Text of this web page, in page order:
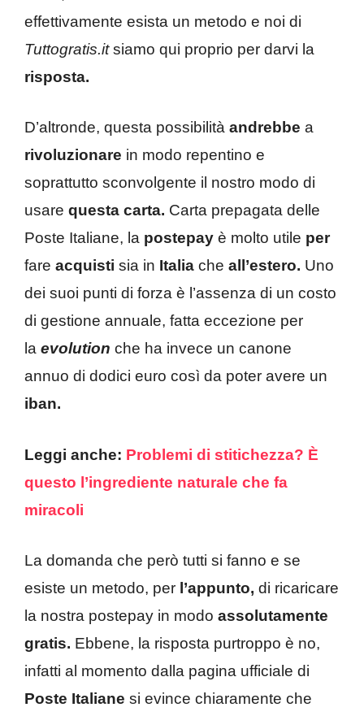
effettivamente esista un metodo e noi di
Tuttogratis.itsiamo qui proprio per darvi la
risposta.
D’altronde, questa possibilità andrebbe a
rivoluzionare in modo repentino e
soprattutto sconvolgente il nostro modo di
usare questa carta. Carta prepagata delle
Poste Italiane, la postepay è molto utile per
fare acquisti sia in Italia che all’estero. Uno
dei suoi punti di forza è l’assenza di un costo
di gestione annuale, fatta eccezione per
la evolution che ha invece un canone
annuo di dodici euro così da poter avere un
iban.
Leggi anche: Problemi di stitichezza? È
questo l’ingrediente naturale che fa
miracoli
La domanda che però tutti si fanno e se
esiste un metodo, per l’appunto, di ricaricare
la nostra postepay in modo assolutamente
gratis. Ebbene, la risposta purtroppo è no,
infatti al momento dalla pagina ufficiale di
Poste Italiane si evince chiaramente che